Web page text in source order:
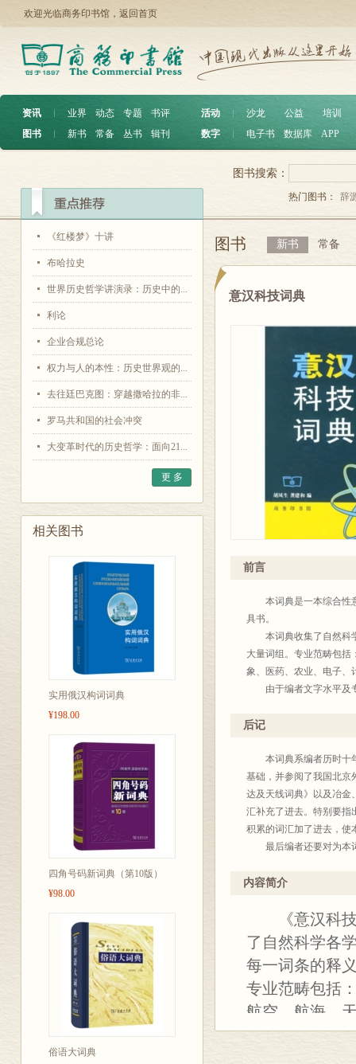
欢迎光临商务印书馆， 返回首页
资讯 ︱ 业界 动态 专题
书评
图书
︱ 新书 常备 丛书 辑刊
活动 沙龙 公益
培训
数字
电子书 数据库 APP
《红楼梦》十讲
布哈拉史
世界历史哲学讲演录：历史中的...
利论
企业合规总论
权力与人的本性：历史世界观的...
去往廷巴克图：穿越撒哈拉的非...
罗马共和国的社会冲突
大变革时代的历史哲学：面向21...
更 多
相关图书
实用俄汉构词词典
¥198.00
四角号码新词典（第10版）
¥98.00
俗语大词典
图书搜索：
热门图书： 辞
图书 新书 常备
意汉科技词典
前言
本词典是一本综合性意
具书。
本词典收集了自然科学
大量词组。专业范畴包括
象、医药、农业、电子、
由于编者文字水平及专
后记
本词典系编者历时十年
基础，并参阅了我国北京
达及天线词典》以及冶金
汇补充了进去。特别要指
积累的词汇加了进去，使
最后编者还要对为本词
内容简介
《意汉科技
了自然科学各
每一词条的释
专业范畴包括
航空、航海、
等。